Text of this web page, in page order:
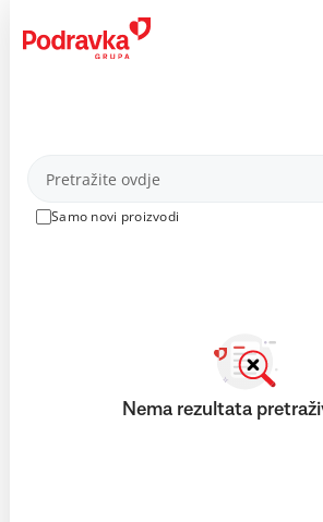
content
Proizvodi
Samo novi proizvodi
Nema rezultata